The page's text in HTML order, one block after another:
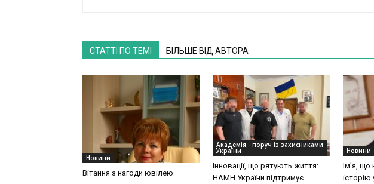
СТАТТІ ПО ТЕМІ БІЛЬШЕ ВІД АВТОРА
Новини
Вітання з нагоди ювілею
Академія - поруч із захисниками
України
Інновації, що рятують життя:
НАМН України підтримує
Новини
Ім’я,
історію